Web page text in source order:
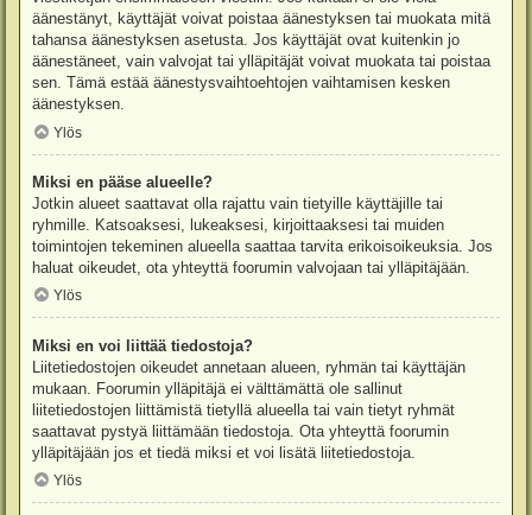
äänestänyt, käyttäjät voivat poistaa äänestyksen tai muokata mitä
tahansa äänestyksen asetusta. Jos käyttäjät ovat kuitenkin jo
äänestäneet, vain valvojat tai ylläpitäjät voivat muokata tai poistaa
sen. Tämä estää äänestysvaihtoehtojen vaihtamisen kesken
äänestyksen.
Ylös
Miksi en pääse alueelle?
Jotkin alueet saattavat olla rajattu vain tietyille käyttäjille tai
ryhmille. Katsoaksesi, lukeaksesi, kirjoittaaksesi tai muiden
toimintojen tekeminen alueella saattaa tarvita erikoisoikeuksia. Jos
haluat oikeudet, ota yhteyttä foorumin valvojaan tai ylläpitäjään.
Ylös
Miksi en voi liittää tiedostoja?
Liitetiedostojen oikeudet annetaan alueen, ryhmän tai käyttäjän
mukaan. Foorumin ylläpitäjä ei välttämättä ole sallinut
liitetiedostojen liittämistä tietyllä alueella tai vain tietyt ryhmät
saattavat pystyä liittämään tiedostoja. Ota yhteyttä foorumin
ylläpitäjään jos et tiedä miksi et voi lisätä liitetiedostoja.
Ylös